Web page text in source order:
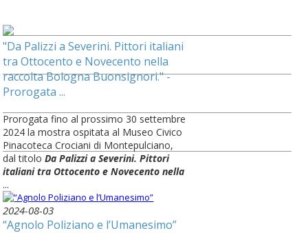
"Da Palizzi a Severini. Pittori italiani
tra Ottocento e Novecento nella
raccolta Bologna Buonsignori." -
Prorogata ...
Prorogata fino al prossimo 30 settembre
2024 la mostra ospitata al Museo Civico
Pinacoteca Crociani di Montepulciano,
dal titoloDa Palizzi a Severini. Pittori
italiani tra Ottocento e Novecento nella
...
2024-08-03
“Agnolo Poliziano e l’Umanesimo”